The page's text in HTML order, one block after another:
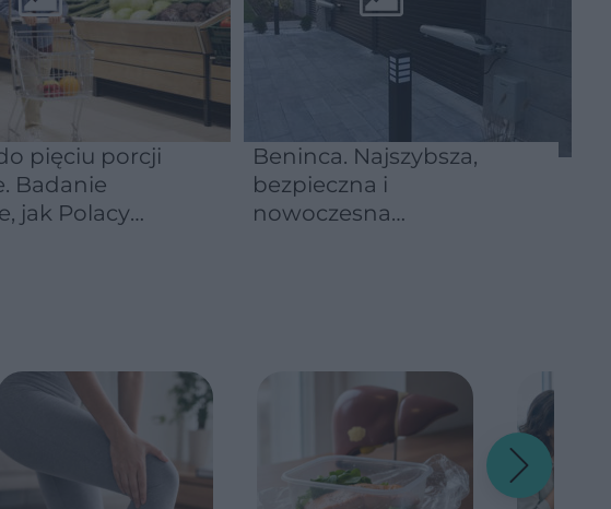
pięciu porcji
Badanie
jak Polacy
Beninca. Najszybsza,
bezpieczna i
nowoczesna